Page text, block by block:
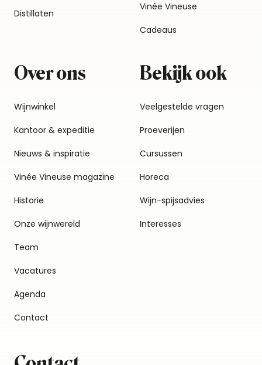
Distillaten
Vinée Vineuse
Cadeaus
Over ons
Wijnwinkel
Kantoor & expeditie
Nieuws & inspiratie
Vinée Vineuse magazine
Historie
Onze wijnwereld
Team
Vacatures
Agenda
Contact
Bekijk ook
Veelgestelde vragen
Proeverijen
Cursussen
Horeca
Wijn-spijsadvies
Interesses